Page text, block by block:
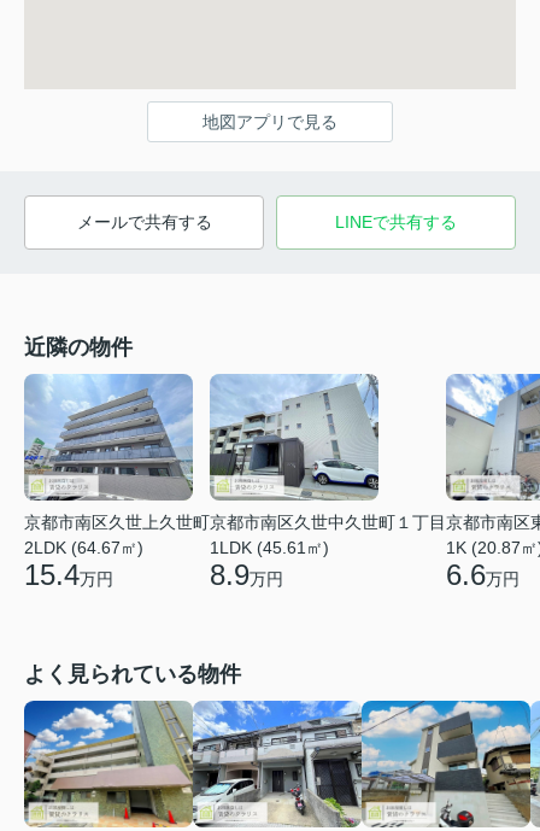
地図アプリで見る
メールで共有する LINEで共有する
近隣の物件
京都市南区久世上久世町
2LDK (64.67㎡)
15.4万円
京都市南区久世中久世町１丁目
1LDK (45.61㎡)
8.9万円
京都市南区
1K (20.87
6.6万円
よく見られている物件